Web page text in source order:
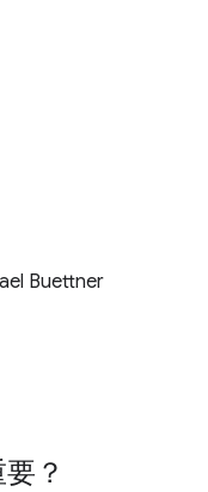
Buettner
？